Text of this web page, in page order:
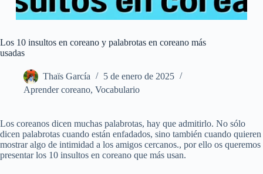
Los 10 insultos en coreano y palabrotas en coreano más
usadas
Thaïs García
5 de enero de 2025
Aprender coreano, Vocabulario
Los coreanos dicen muchas palabrotas, hay que admitirlo. No sólo
dicen palabrotas cuando están enfadados, sino también cuando quieren
mostrar algo de intimidad a los amigos cercanos., por ello os queremos
presentar los 10 insultos en coreano que más usan.